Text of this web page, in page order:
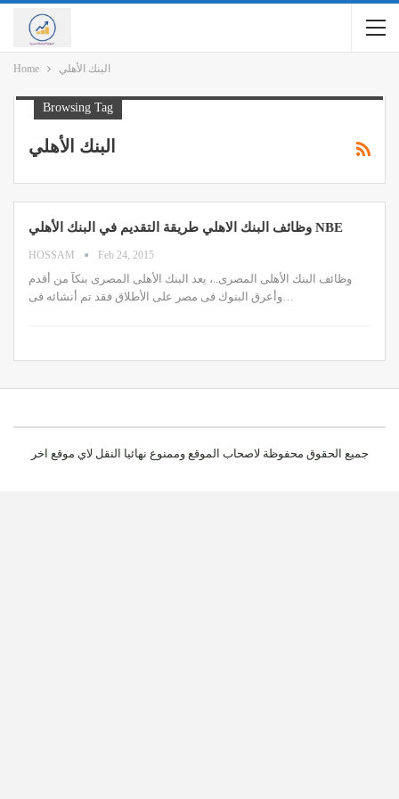
Home البنك الأهلي
Browsing Tag
البنك الأهلي
وظائف البنك الاهلي طريقة التقديم في البنك الأهلي NBE
HOSSAM Feb 24, 2015
وظائف البنك الأهلى المصرى..، يعد البنك الأهلى المصرى بنكآ من أقدم
جميع الحقوق محفوظة لاصحاب الموقع وممنوع نهائيا النقل لاي موقع اخر